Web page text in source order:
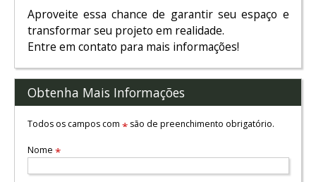
Aproveite essa chance de garantir seu espaço e
transformar seu projeto em realidade.
Entre em contato para mais informações!
Obtenha Mais Informações
Todos os campos com *são de preenchimento obrigatório.
Nome *